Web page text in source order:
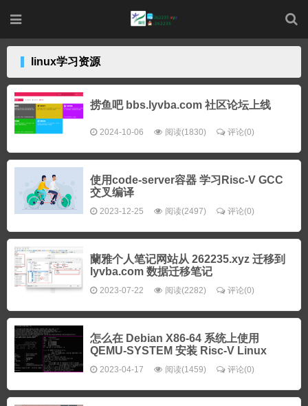
linux学习资源
捞鱼吧 bbs.lyvba.com 社区论坛上线
2024-10-06 阅读(1830) 评论(0)
使用code-server容器 学习Risc-V GCC
交叉编译
2023-12-25 阅读(2497) 评论(0)
蘭雅个人笔记网站从 262235.xyz 迁移到
lyvba.com 数据迁移笔记
2023-07-22 阅读(2282) 评论(0)
怎么在 Debian X86-64 系统上使用
QEMU-SYSTEM 安装 Risc-V Linux
2023-04-17 阅读(1459) 评论(0)